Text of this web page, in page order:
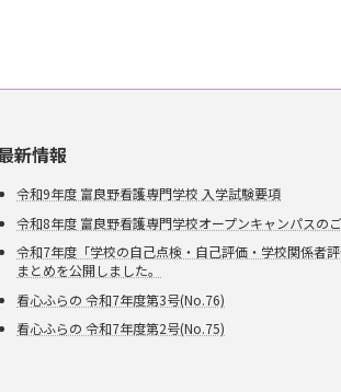
新情報
令和9年度 富良野看護専門学校 入学試験要項
令和8年度 富良野看護専門学校オープンキャンパスの
令和7年度「学校の自己点検・自己評価・学校関係者
まとめを公開しました。
看心ふらの 令和7年度第3号(No.76)
看心ふらの 令和7年度第2号(No.75)